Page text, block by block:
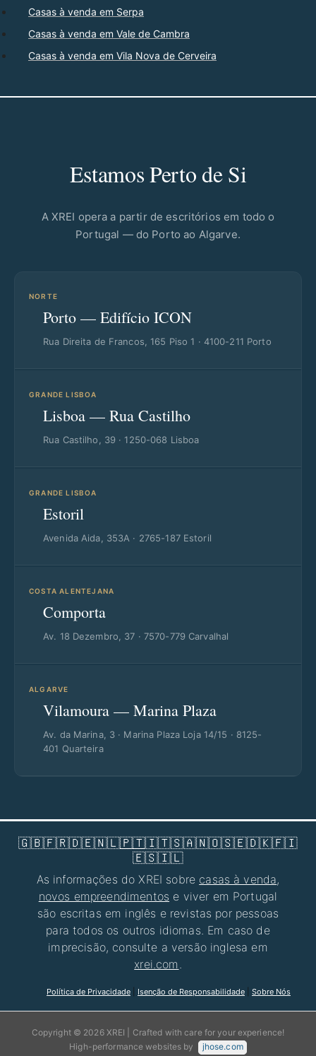
Casas à venda em Serpa
Casas à venda em Vale de Cambra
Casas à venda em Vila Nova de Cerveira
Estamos Perto de Si
A XREI opera a partir de escritórios em todo o
Portugal — do Porto ao Algarve.
NORTE
Porto — Edifício ICON
Rua Direita de Francos, 165 Piso 1 · 4100-211 Porto
GRANDE LISBOA
Lisboa — Rua Castilho
Rua Castilho, 39 · 1250-068 Lisboa
GRANDE LISBOA
Estoril
Avenida Aida, 353A · 2765-187 Estoril
COSTA ALENTEJANA
Comporta
Av. 18 Dezembro, 37 · 7570-779 Carvalhal
ALGARVE
Vilamoura — Marina Plaza
Av. da Marina, 3 · Marina Plaza Loja 14/15 · 8125-
401 Quarteira
🇬🇧🇫🇷🇩🇪🇳🇱🇵🇹🇮🇹🇸🇦🇳🇴🇸🇪🇩🇰🇫🇮
🇪🇸🇮🇱
As informações do XREI sobre casas à venda,
novos empreendimentos e viver em Portugal
são escritas em inglês e revistas por pessoas
para todos os outros idiomas. Em caso de
imprecisão, consulte a versão inglesa em
xrei.com
Política de Privacidade Isenção de Responsabilidade Sobre Nós
Copyright © 2026 XREI | Crafted with care for your experience!
High-performance websites by
jhose.com